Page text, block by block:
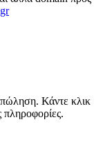
Κάντε κλικ